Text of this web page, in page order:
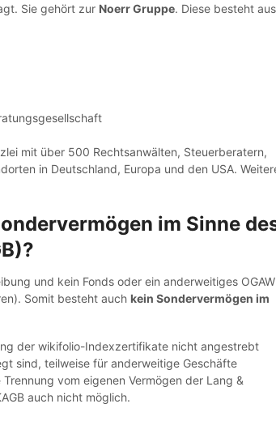
Sie gehört zur Noerr Gruppe. Diese besteht
mit über 500 Rechtsanwälten, Steuerberatern,
in Deutschland, Europa und den USA.
im Sinne
und kein Fonds oder ein anderweitiges OGAW
Somit besteht auch kein Sondervermögen im
der wikifolio-Indexzertifikate nicht angestrebt
sind, teilweise für anderweitige Geschäfte
vom eigenen Vermögen der Lang &
auch nicht möglich.